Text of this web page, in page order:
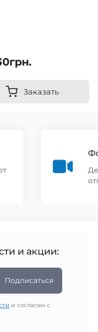
Заказать
и акции:
Подписаться
и согласен с